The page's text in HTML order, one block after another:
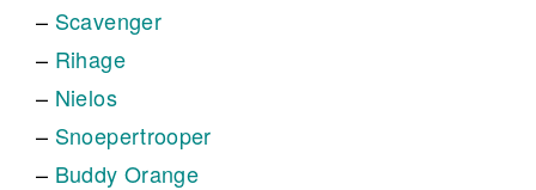
– Scavenger
– Rihage
– Nielos
– Snoepertrooper
– Buddy Orange